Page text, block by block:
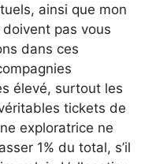
ainsi que mon
pas vous
dans ces
élevé, surtout les
tickets de
exploratrice ne
1% du total, s’il